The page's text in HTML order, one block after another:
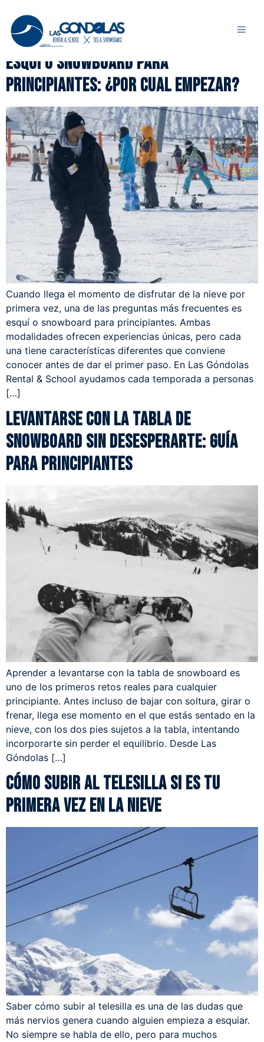
Categoría:Técnica y aprendizaje
Esquí o snowboard para
principiantes: ¿Por cual empezar?
Cuando llega el momento de disfrutar de la nieve por
primera vez, una de las preguntas más frecuentes es
esquí o snowboard para principiantes. Ambas
modalidades ofrecen experiencias únicas, pero cada
una tiene características diferentes que conviene
conocer antes de dar el primer paso. En Las Góndolas
Rental & School ayudamos cada temporada a personas
[…]
Levantarse con la tabla de
snowboard sin desesperarte: guía
para principiantes
Aprender a levantarse con la tabla de snowboard es
uno de los primeros retos reales para cualquier
principiante. Antes incluso de bajar con soltura, girar o
frenar, llega ese momento en el que estás sentado en la
nieve, con los dos pies sujetos a la tabla, intentando
incorporarte sin perder el equilibrio. Desde Las
Góndolas […]
Cómo subir al telesilla si es tu
primera vez en la nieve
Saber cómo subir al telesilla es una de las dudas que
más nervios genera cuando alguien empieza a esquiar.
No siempre se habla de ello, pero para muchos